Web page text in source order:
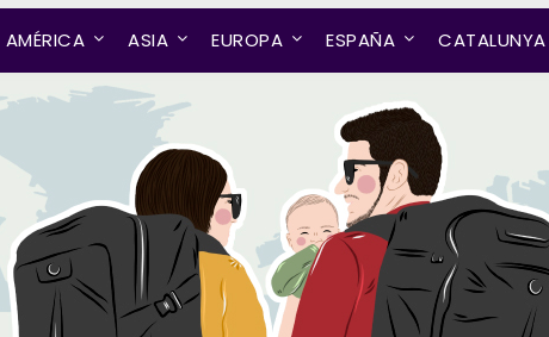
AMÉRICA ASIA EUROPA ESPAÑA CATALUNYA